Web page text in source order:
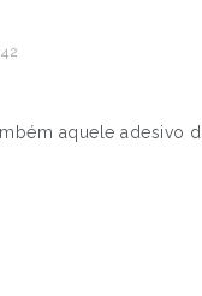
aquele adesivo